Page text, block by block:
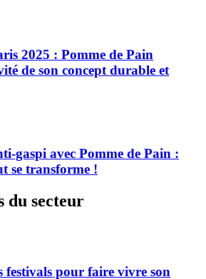
2025 : Pomme de Pain
de son concept durable et
gaspi avec Pomme de Pain :
se transforme !
du secteur
festivals pour faire vivre son